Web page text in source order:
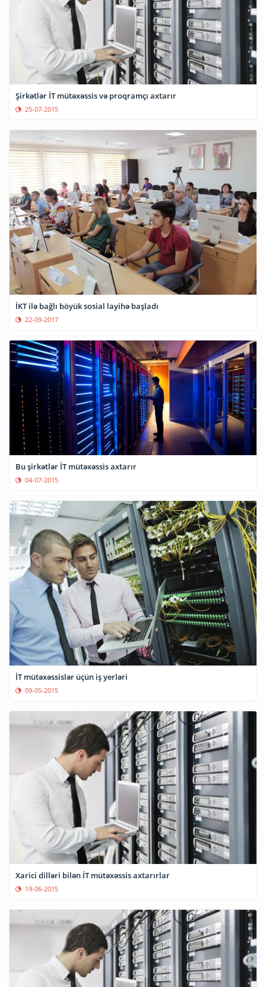
Şirkətlər İT mütəxəssis və proqramçı axtarır
25-07-2015
İKT ilə bağlı böyük sosial layihə başladı
22-09-2017
Bu şirkətlər İT mütəxəssis axtarır
04-07-2015
İT mütəxəssislər üçün iş yerləri
09-05-2015
Xarici dilləri bilən İT mütəxəssis axtarırlar
19-06-2015